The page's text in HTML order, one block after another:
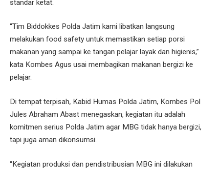
standar ketat.
“Tim Biddokkes Polda Jatim kami libatkan langsung
melakukan food safety untuk memastikan setiap porsi
makanan yang sampai ke tangan pelajar layak dan higienis,”
kata Kombes Agus usai membagikan makanan bergizi ke
pelajar.
Di tempat terpisah, Kabid Humas Polda Jatim, Kombes Pol
Jules Abraham Abast menegaskan, kegiatan itu adalah
komitmen serius Polda Jatim agar MBG tidak hanya bergizi,
tapi juga aman dikonsumsi.
“Kegiatan produksi dan pendistribusian MBG ini dilakukan